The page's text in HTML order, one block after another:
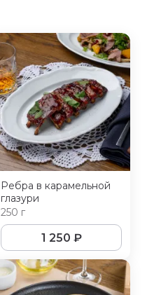
Ребра в карамельной
глазури
250 г
1 250 ₽